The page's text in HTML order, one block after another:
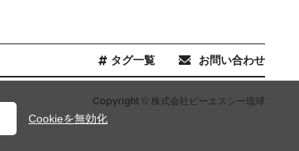
タグ一覧 お問い合わせ
Copyright © 株式会社ピーエスシー琉球
Cookieを無効化